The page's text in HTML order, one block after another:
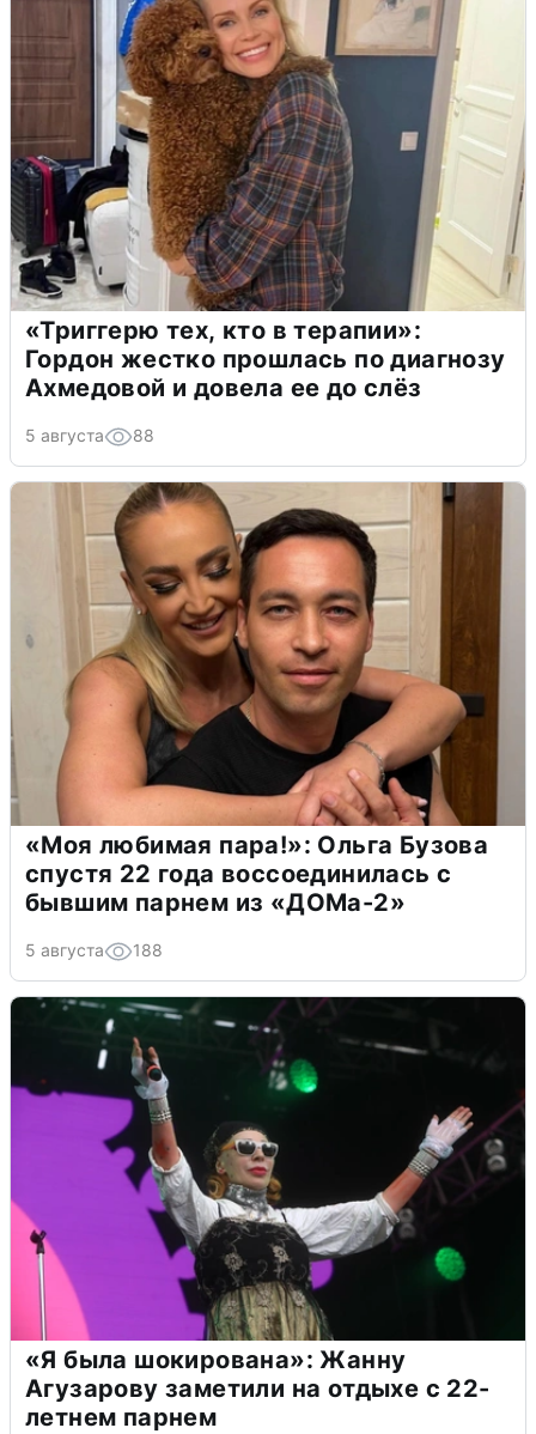
«Триггерю тех, кто в терапии»:
Гордон жестко прошлась по диагнозу
Ахмедовой и довела ее до слёз
5 августа 88
«Моя любимая пара!»: Ольга Бузова
спустя 22 года воссоединилась с
бывшим парнем из «ДОМа-2»
5 августа 188
«Я была шокирована»: Жанну
Агузарову заметили на отдыхе с 22-
летнем парнем